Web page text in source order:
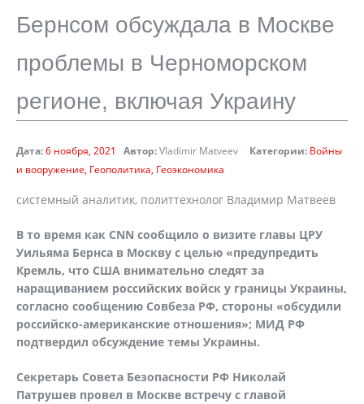
Бернсом обсуждала в Москве
проблемы в Черноморском
регионе, включая Украину
Дата:6 ноября, 2021 Автор:Vladimir Matveev Категории: Войны
и вооружение Геополитика Геоэкономика
системный аналитик, политтехнолог Владимир Матвеев
В то время как CNN сообщило о визите главы ЦРУ
Уильяма Бернса в Москву с целью «предупредить
Кремль, что США внимательно следят за
наращиванием российских войск у границы Украины,
согласно сообщению Совбеза РФ, стороны «обсудили
российско-американские отношения»; МИД РФ
подтвердил обсуждение темы Украины.
Секретарь Совета Безопасности РФ Николай
Патрушев провел в Москве встречу с главой